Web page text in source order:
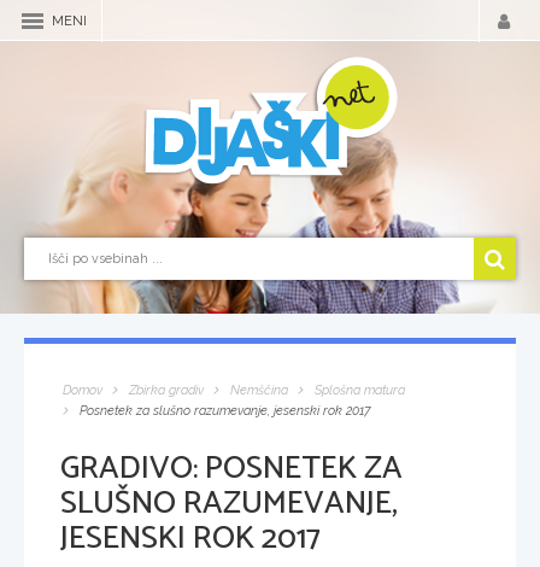
MENI
Domov Zbirka gradiv Nemščina
Splošna matura
Posnetek za slušno razumevanje, jesenski rok 2017
GRADIVO:POSNETEK ZA
SLUŠNO RAZUMEVANJE,
JESENSKI ROK 2017